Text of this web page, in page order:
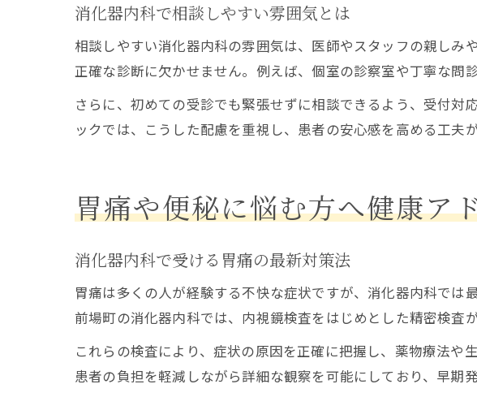
消化器内科で相談しやすい雰囲気とは
相談しやすい消化器内科の雰囲気は、医師やスタッフの親しみ
正確な診断に欠かせません。例えば、個室の診察室や丁寧な問
さらに、初めての受診でも緊張せずに相談できるよう、受付
ックでは、こうした配慮を重視し、患者の安心感を高める工夫
胃痛や便秘に悩む方へ健康ア
消化器内科で受ける胃痛の最新対策法
胃痛は多くの人が経験する不快な症状ですが、消化器内科で
前場町の消化器内科では、内視鏡検査をはじめとした精密検査
これらの検査により、症状の原因を正確に把握し、薬物療法
患者の負担を軽減しながら詳細な観察を可能にしており、早期